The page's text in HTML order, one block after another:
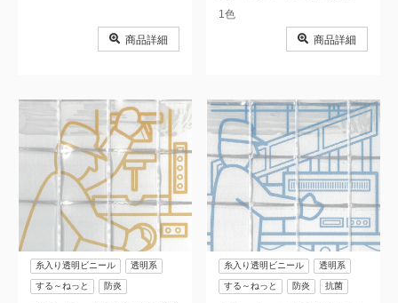
商品詳細
1色
商品詳細
糸入り透明ビニール 透明系
する～ねっと 防炎
糸入り透明ビニール 透明系
する～ねっと 防炎 抗菌